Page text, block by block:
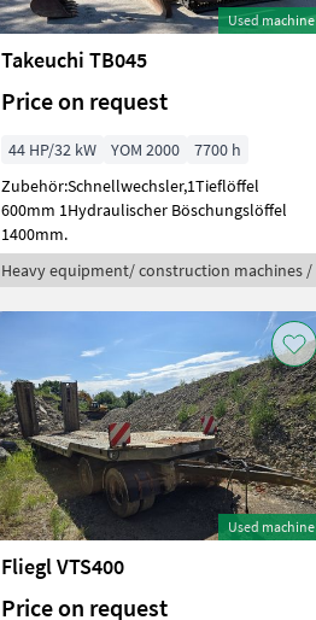
Used machine
Takeuchi TB045
Price on request
44 HP/32 kW YOM 2000
7700 h
Zubehör:Schnellwechsler,1Tieflöffel
600mm 1Hydraulischer Böschungslöffel
1400mm.
Heavy equipment/ construction machines /
Used machine
Fliegl VTS400
Price on request